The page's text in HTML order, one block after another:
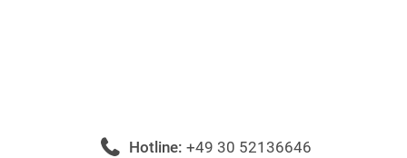
Hotline: +49 30 52136646